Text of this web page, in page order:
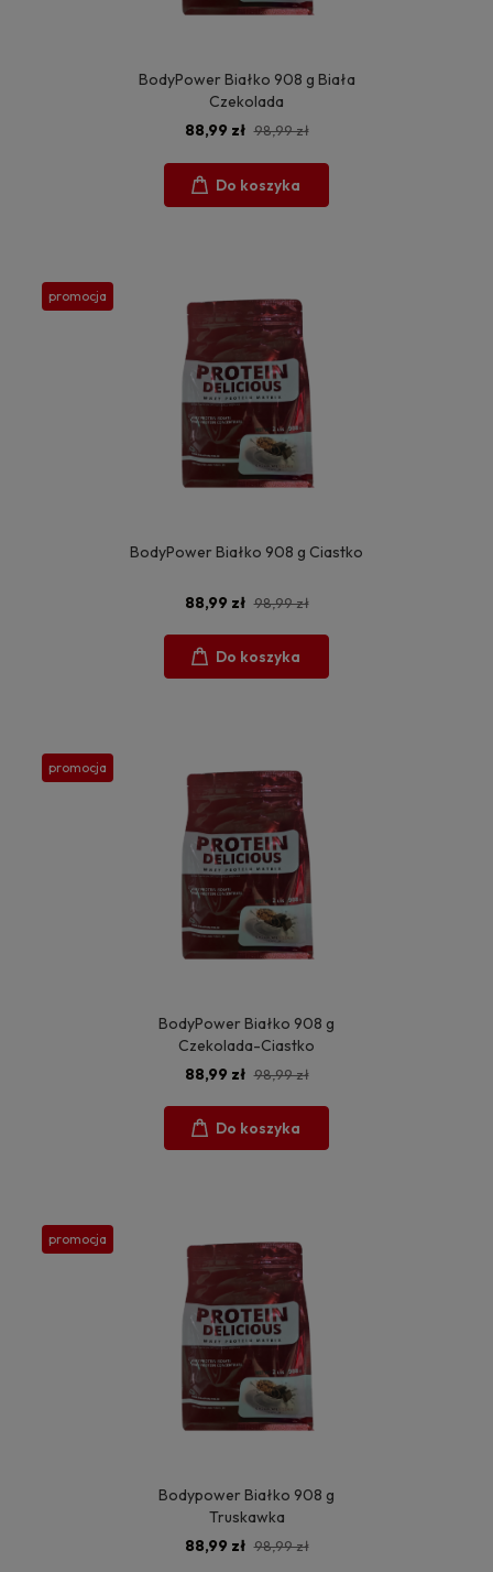
BodyPower Białko 908 g Biała
Czekolada
88,99 zł 98,99 zł
Do koszyka
BodyPower Białko 908 g Ciastko
88,99 zł 98,99 zł
Do koszyka
promocja
BodyPower Białko 908 g
Czekolada-Ciastko
88,99 zł 98,99 zł
Do koszyka
promocja
Bodypower Białko 908 g
Truskawka
88,99 zł 98,99 zł
promocja